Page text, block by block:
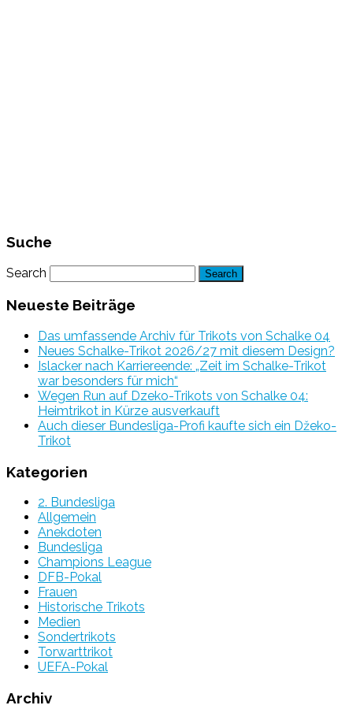
Suche
Search
Neueste Beiträge
Das umfassende Archiv für Trikots von Schalke 04
Neues Schalke-Trikot 2026/27 mit diesem Design?
Islacker nach Karriereende: „Zeit im Schalke-Trikot
war besonders für mich“
Wegen Run auf Dzeko-Trikots von Schalke 04:
Heimtrikot in Kürze ausverkauft
Auch dieser Bundesliga-Profi kaufte sich ein Džeko-
Trikot
Kategorien
2. Bundesliga
Allgemein
Anekdoten
Bundesliga
Champions League
DFB-Pokal
Frauen
Historische Trikots
Medien
Sondertrikots
Torwarttrikot
UEFA-Pokal
Archiv